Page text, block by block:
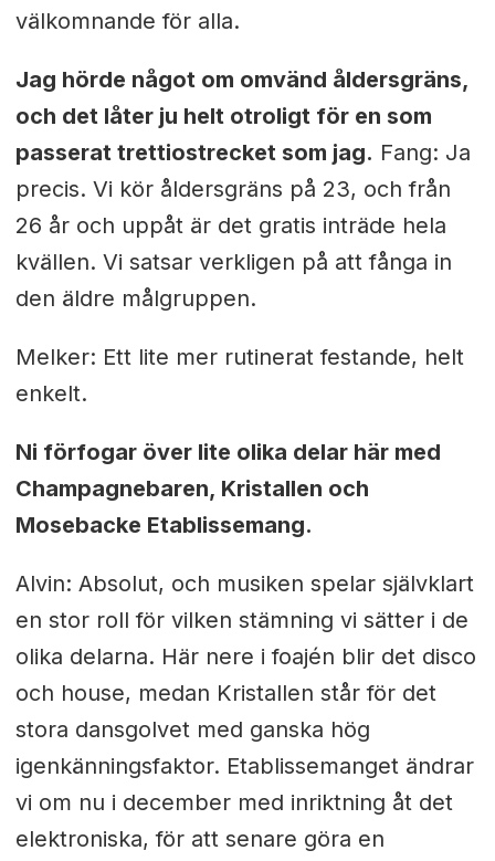
välkomnande för alla.
Jag hörde något om omvänd åldersgräns,
och det låter ju helt otroligt för en som
passerat trettiostrecket som jag. Fang: Ja
precis. Vi kör åldersgräns på 23, och från
26 år och uppåt är det gratis inträde hela
kvällen. Vi satsar verkligen på att fånga in
den äldre målgruppen.
Melker: Ett lite mer rutinerat festande, helt
enkelt.
Ni förfogar över lite olika delar här med
Champagnebaren, Kristallen och
Mosebacke Etablissemang.
Alvin: Absolut, och musiken spelar självklart
en stor roll för vilken stämning vi sätter i de
olika delarna. Här nere i foajén blir det disco
och house, medan Kristallen står för det
stora dansgolvet med ganska hög
igenkänningsfaktor. Etablissemanget ändrar
vi om nu i december med inriktning åt det
elektroniska, för att senare göra en